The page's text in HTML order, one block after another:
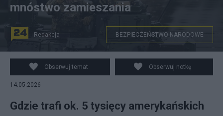
mnóstwo zamieszania
Redakcja BEZPIECZEŃSTWO NARODOWE
Obserwuj temat Obserwuj notkę
14.05.2026
Gdzie trafi ok. 5 tysięcy amerykańskich